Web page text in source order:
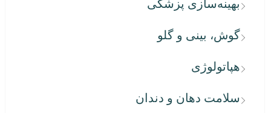
بهینه‌سازی پزشکی
گوش، بینی و گلو
هپاتولوژی
سلامت دهان و دندان